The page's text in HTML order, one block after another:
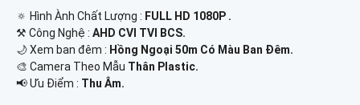
🔅 Hình Ành Chất Lượng : FULL HD 1080P .
⚒ Công Nghệ : AHD CVI TVI BCS.
🌙 Xem ban đêm : Hồng Ngoại 50m Có Màu Ban Ðêm.
🎨 Camera Theo Mẫu Thân Plastic.
️📢 Ưu Điểm : Thu Âm.